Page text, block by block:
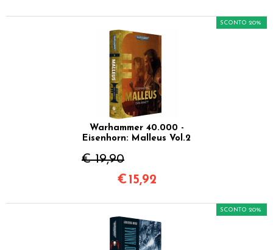
Warhammer 40.000 -
Eisenhorn: Malleus Vol.2
€ 19,90
SCONTO 20%
€ 15,92
SCONTO 20%